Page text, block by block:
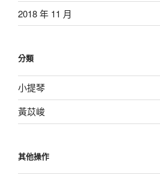
2018 年 11 月
分類
小提琴
黃苡峻
其他操作